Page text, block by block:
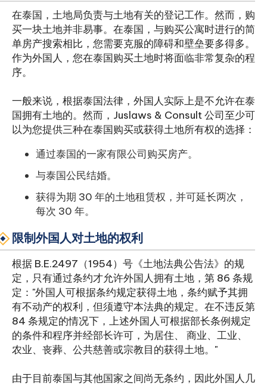
在泰国，土地局负责与土地有关的登记工作。然而，购
买一块土地并非易事。在泰国，与购买公寓时进行的简
单房产搜索相比，您需要克服的障碍和壁垒要多得多。
作为外国人，您在泰国购买土地时将面临非常复杂的程
序。
一般来说，根据泰国法律，外国人实际上是不允许在泰
国拥有土地的。然而，Juslaws & Consult 公司至少可
以为您提供三种在泰国购买或获得土地所有权的选择：
通过泰国的一家有限公司购买房产。
与泰国公民结婚。
获得为期 30 年的土地租赁权，并可延长两次，
每次 30 年。
限制外国人对土地的权利
根据 B.E.2497（1954）号《土地法典公告法》的规
定，只有通过条约才允许外国人拥有土地，第 86 条规
定："外国人可根据条约规定获得土地，条约赋予其拥
有不动产的权利，但须遵守本法典的规定。在不违反第
84 条规定的情况下，上述外国人可根据部长条例规定
的条件和程序并经部长许可，为居住、 商业、工业、
农业、丧葬、公共慈善或宗教目的获得土地。"
由于目前泰国与其他国家之间尚无条约，因此外国人几